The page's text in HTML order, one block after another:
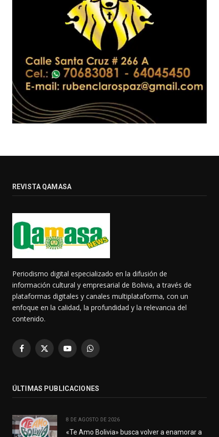
REVISTA QAMASA
Periodismo digital especializado en la difusión de
información cultural y empresarial de Bolivia, a través de
plataformas digitales y canales multiplataforma, con un
enfoque en la calidad, la profundidad y la relevancia del
contenido.
Facebook
X
YouTubeWhatsApp
ÚLTIMAS PUBLICACIONES
8 DE AGOSTO DE 2026
«Te Amo Bolivia» busca volver a enamorar a